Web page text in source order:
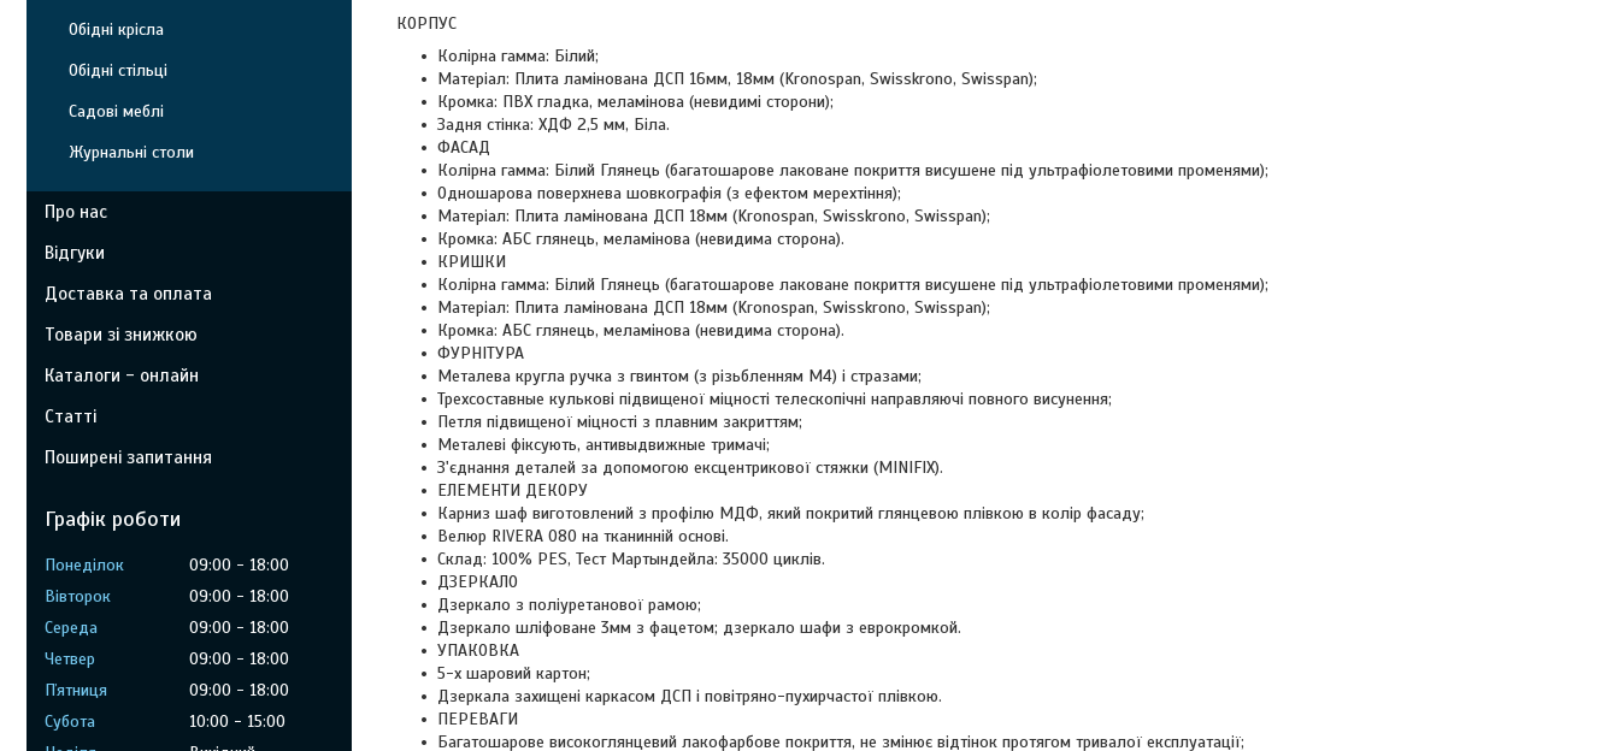
КОРПУС
Колірна гамма: Білий;
Матеріал: Плита ламінована ДСП 16мм, 18мм (Kronospan, Swisskrono, Swisspan);
Кромка: ПВХ гладка, меламінова (невидимі сторони);
Задня стінка: ХДФ 2,5 мм, Біла.
ФАСАД
Колірна гамма: Білий Глянець (багатошарове лаковане покриття висушене під ультрафіолетовими променями);
Одношарова поверхнева шовкографія (з ефектом мерехтіння);
Матеріал: Плита ламінована ДСП 18мм (Kronospan, Swisskrono, Swisspan);
Кромка: АБС глянець, меламінова (невидима сторона).
КРИШКИ
Колірна гамма: Білий Глянець (багатошарове лаковане покриття висушене під ультрафіолетовими променями);
Матеріал: Плита ламінована ДСП 18мм (Kronospan, Swisskrono, Swisspan);
Кромка: АБС глянець, меламінова (невидима сторона).
ФУРНІТУРА
Металева кругла ручка з гвинтом (з різьбленням М4) і стразами;
Трехсоставные кулькові підвищеної міцності телескопічні направляючі повного висунення;
Петля підвищеної міцності з плавним закриттям;
Металеві фіксують, антивыдвижные тримачі;
З'єднання деталей за допомогою ексцентрикової стяжки (MINIFIX).
ЕЛЕМЕНТИ ДЕКОРУ
Карниз шаф виготовлений з профілю МДФ, який покритий глянцевою плівкою в колір фасаду;
Велюр RIVERA 080 на тканинній основі.
Склад: 100% PES, Тест Мартындейла: 35000 циклів.
ДЗЕРКАЛО
Дзеркало з поліуретанової рамою;
Дзеркало шліфоване 3мм з фацетом; дзеркало шафи з еврокромкой.
УПАКОВКА
5-х шаровий картон;
Дзеркала захищені каркасом ДСП і повітряно-пухирчастої плівкою.
ПЕРЕВАГИ
Багатошарове високоглянцевий лакофарбове покриття, не змінює відтінок протягом тривалої експлуатації;
Обідні крісла
Обідні стільці
Садові меблі
Журнальні столи
Про нас
Відгуки
Доставка та оплата
Товари зі знижкою
Каталоги - онлайн
Статті
Поширені запитання
Графік роботи
Понеділок 09:00
18:00
Вівторок
09:00
18:00
Середа
09:00
18:00
Четвер
09:00
18:00
Пʼятниця
09:00
18:00
Субота
10:00
15:00